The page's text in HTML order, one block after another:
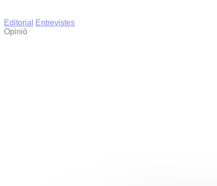
Editorial
Entrevistes
Opinió